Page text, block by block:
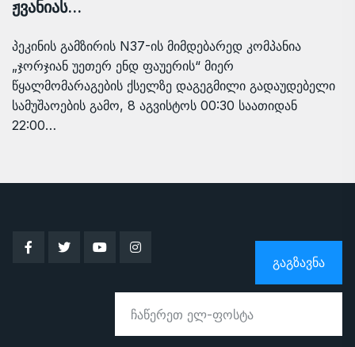
ჟვანიას…
პეკინის გამზირის N37-ის მიმდებარედ კომპანია
„ჯორჯიან უეთერ ენდ ფაუერის“ მიერ
წყალმომარაგების ქსელზე დაგეგმილი გადაუდებელი
სამუშაოების გამო, 8 აგვისტოს 00:30 საათიდან
22:00…
ᲒᲐᲒᲖᲐᲕᲜᲐ